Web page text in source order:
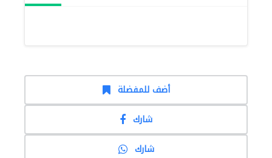
أضف للمفضلة
شارك
شارك